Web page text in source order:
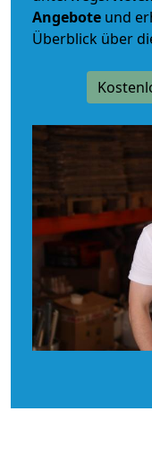
Angebote und
Überblick über